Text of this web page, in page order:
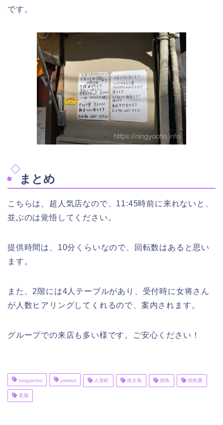
です。
まとめ
こちらは、超人気店なので、11:45時前に来れないと、
並ぶのは覚悟してください。
提供時間は、10分くらいなので、回転数はあると思い
ます。
また、2階には4人テーブルがあり、受付時に女将さん
が人数ヒアリングしてくれるので、案内されます。
グループでの来店も多い様です。ご安心ください！
ningyocho yakitori 人形町 焼き鳥 焼鳥 焼鳥重
老舗